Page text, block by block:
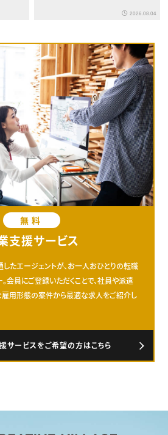
2026.08.04
無料
支援サービス
したエージェントが、お一人おひとりの転職
会員にご登録いただくことで、社員や派遣
雇用形態の案件から最適な求人をご紹介し
サービスをご希望の方はこちら